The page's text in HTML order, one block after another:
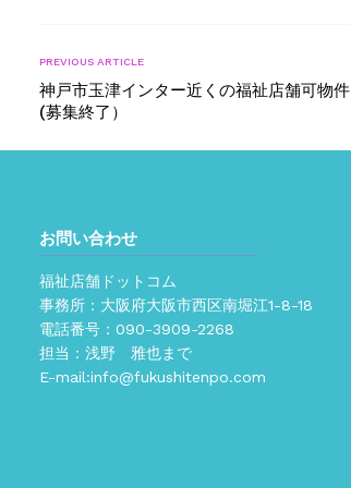
PREVIOUS ARTICLE
神戸市⽟津インター近くの福祉店舗可物件
(募集終了）
お問い合わせ
福祉店舗ドットコム
事務所：大阪府大阪市西区南堀江1-8-18
電話番号： 090-3909-2268
担当：浅野 雅也まで
E-mail:info@fukushitenpo.com